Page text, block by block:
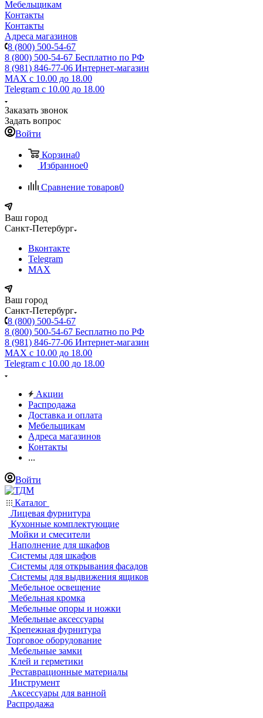
Мебельщикам
Контакты
Контакты
Адреса магазинов
8 (800) 500-54-67
8 (800) 500-54-67 Бесплатно по РФ
8 (981) 846-77-06 Интернет-магазин
MAX с 10.00 до 18.00
Telegram с 10.00 до 18.00
Заказать звонок
Задать вопрос
Войти
Корзина0
Избранное0
Сравнение товаров0
Ваш город
Санкт-Петербург
Вконтакте
Telegram
MAX
Ваш город
Санкт-Петербург
8 (800) 500-54-67
8 (800) 500-54-67 Бесплатно по РФ
8 (981) 846-77-06 Интернет-магазин
MAX с 10.00 до 18.00
Telegram с 10.00 до 18.00
Акции
Распродажа
Доставка и оплата
Мебельщикам
Адреса магазинов
Контакты
...
Войти
Каталог
Лицевая фурнитура
Кухонные комплектующие
Мойки и смесители
Наполнение для шкафов
Системы для шкафов
Системы для открывания фасадов
Системы для выдвижения ящиков
Мебельное освещение
Мебельная кромка
Мебельные опоры и ножки
Мебельные аксессуары
Крепежная фурнитура
Торговое оборудование
Мебельные замки
Клей и герметики
Реставрационные материалы
Инструмент
Аксессуары для ванной
Распродажа